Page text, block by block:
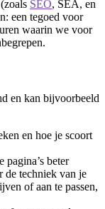
SEO, SEA, en
een tegoed voor
waarin we voor
en kan bijvoorbeeld
en hoe je scoort
pagina’s beter
de techniek van je
of aan te passen,